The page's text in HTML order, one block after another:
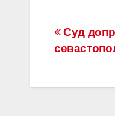
e
b
o
Суд